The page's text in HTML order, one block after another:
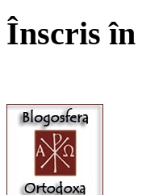
Înscris în